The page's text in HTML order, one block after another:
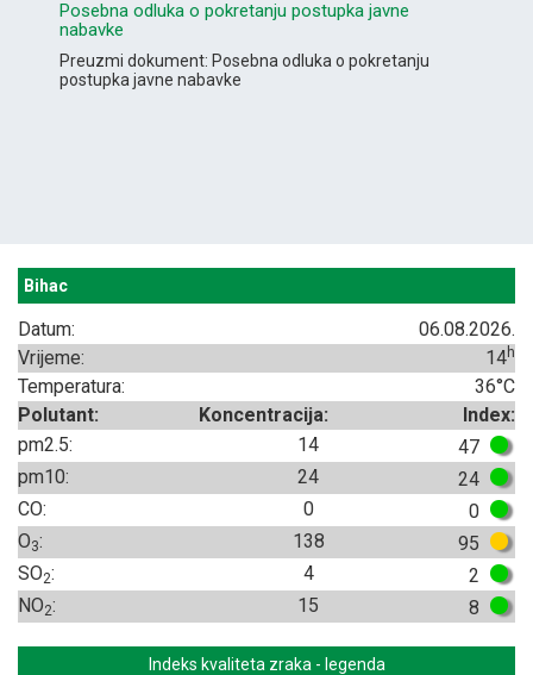
Posebna odluka o pokretanju postupka javne
nabavke
Preuzmi dokument: Posebna odluka o pokretanju
postupka javne nabavke
Bihac
Datum:
06.08.2026.
Vrijeme:
14h
Temperatura:
36°C
Polutant:
Koncentracija:
Index:
pm2.5:
14
47
pm10:
24
24
CO:
0
0
O3: 138
95
SO2: 4
2
NO2: 15 8
Indeks kvaliteta zraka - legenda